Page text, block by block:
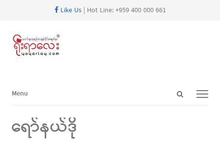
Like Us| Hot Line: +959 400 000 661
Open
Menu
Menu
ရော်နယ်ဒို